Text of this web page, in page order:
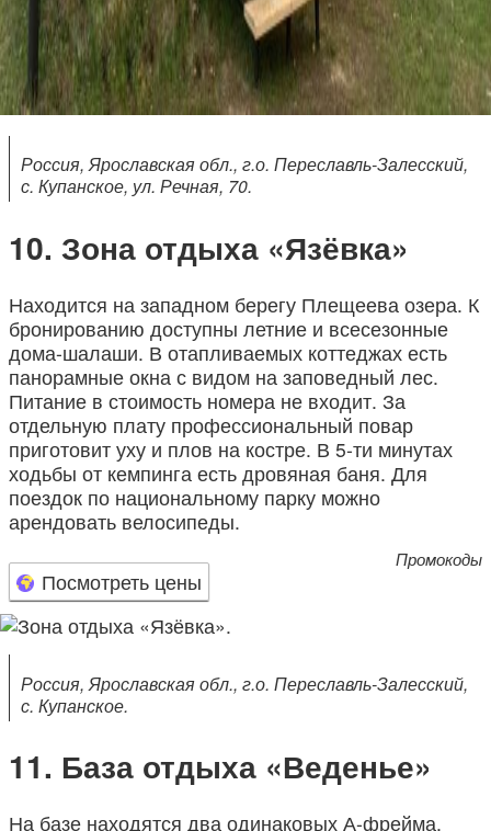
Россия, Ярославская обл., г.о. Переславль-Залесский,
с. Купанское, ул. Речная, 70.
Зона отдыха «Язёвка»
Находится на западном берегу Плещеева озера. К
бронированию доступны летние и всесезонные
дома-шалаши. В отапливаемых коттеджах есть
панорамные окна с видом на заповедный лес.
Питание в стоимость номера не входит. За
отдельную плату профессиональный повар
приготовит уху и плов на костре. В 5-ти минутах
ходьбы от кемпинга есть дровяная баня. Для
поездок по национальному парку можно
арендовать велосипеды.
Посмотреть цены
Промокоды
Россия, Ярославская обл., г.о. Переславль-Залесский,
с. Купанское.
База отдыха «Веденье»
На базе находятся два одинаковых А-фрейма,